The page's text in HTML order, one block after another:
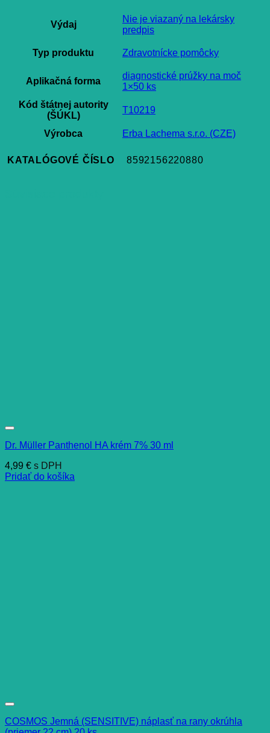
Výdaj
Nie je viazaný na lekársky
predpis
Typ produktu Zdravotnícke pomôcky
Aplikačná forma
diagnostické prúžky na moč
1×50 ks
Kód štátnej autority
(ŠÚKL)
T10219
Výrobca Erba Lachema s.r.o. (CZE)
KATALÓGOVÉ ČÍSLO 8592156220880
Dr. Müller Panthenol HA krém 7% 30 ml
4,99 € s DPH
Pridať do košíka
COSMOS Jemná (SENSITIVE) náplasť na rany okrúhla